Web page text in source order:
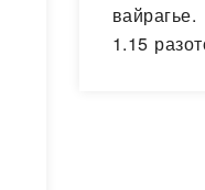
1.15